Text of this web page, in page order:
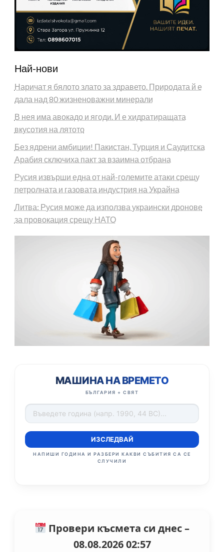
Най-нови
Наричат я бялото злато за здравето. Природата й е
дала над 80 жизненоважни минерали
В нея има авокадо и ягоди. И е хидратиращата
вкусотия на лятото
Без ядрени амбиции! Пакистан, Турция и Саудитска
Арабия сключиха пакт за взаимна отбрана
Русия извърши една от най-големите атаки срещу
петролната и газовата индустрия на Украйна
Литва: Русия може да използва украински дронове
за провокация срещу НАТО
МАШИНА НА ВРЕМЕТО
БЪЛГАРИЯ + СВЯТ
ИЗСЛЕДВАЙ
НАПИШИ ГОДИНА И РАЗБЕРИ КАКВИ СЪБИТИЯ СА СЕ
СЛУЧИЛИ
Провери късмета си днес –
08.08.2026 02:57